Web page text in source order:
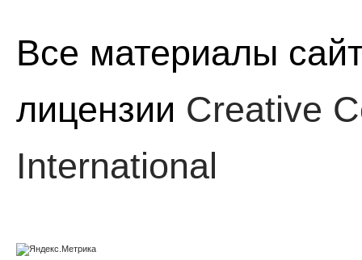
Все материалы
лицензии Creative
International